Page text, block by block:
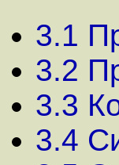
3.1
3.2
3.3
3.4